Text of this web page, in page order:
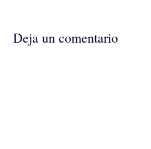
Deja un comentario